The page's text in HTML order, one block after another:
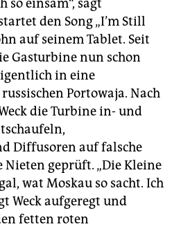
einsam“, sagt
den Song „I’m Still
auf seinem Tablet. Seit
Gasturbine nun schon
in eine
Portowaja. Nach
die Turbine in- und
Diffusoren auf falsche
geprüft. „Die Kleine
wat Moskau so sacht. Ich
Weck aufgeregt und
fetten roten